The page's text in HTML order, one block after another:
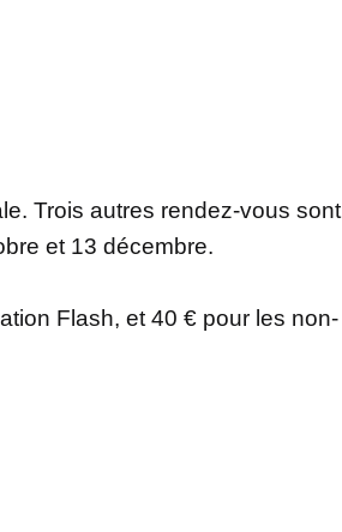
Trois autres rendez-vous sont
et 13 décembre.
Flash, et 40 € pour les non-